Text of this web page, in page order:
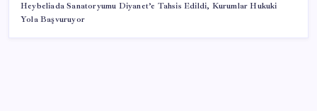
Heybeliada Sanatoryumu Diyanet’e Tahsis Edildi, Kurumlar Hukuki
Yola Başvuruyor